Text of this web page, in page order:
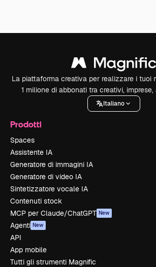
La piattaforma creativa per realizzare i tuoi
1 milione di abbonati tra creativi,
Italiano
Prodotti
Spaces
Assistente IA
Generatore di immagini IA
Generatore di video IA
Sintetizzatore vocale IA
Contenuti stock
MCP per Claude/ChatGPT New
Agenti New
API
App mobile
Tutti gli strumenti Magnific